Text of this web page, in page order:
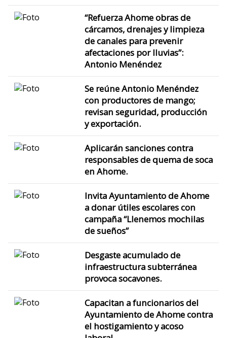
“Refuerza Ahome obras de
cárcamos, drenajes y limpieza
de canales para prevenir
afectaciones por lluvias”:
Antonio Menéndez
Se reúne Antonio Menéndez
con productores de mango;
revisan seguridad, producción
y exportación.
Aplicarán sanciones contra
responsables de quema de soca
en Ahome.
Invita Ayuntamiento de Ahome
a donar útiles escolares con
campaña “Llenemos mochilas
de sueños”
Desgaste acumulado de
infraestructura subterránea
provoca socavones.
Capacitan a funcionarios del
Ayuntamiento de Ahome contra
el hostigamiento y acoso